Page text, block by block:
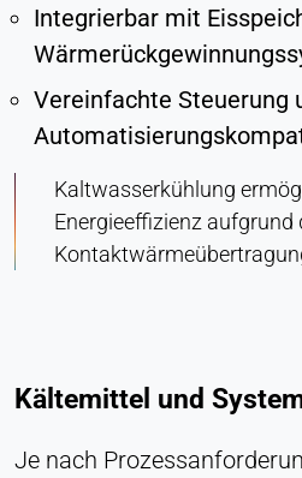
Integrierbar mit
Vereinfachte Steuerung
Kaltwasserkühlung
Energieeffizienz aufgrund
Kältemittel und
Je nach
LinkedIn Gesellschaft
Zweck:
Cookie Laufzeit:
Leadinfo